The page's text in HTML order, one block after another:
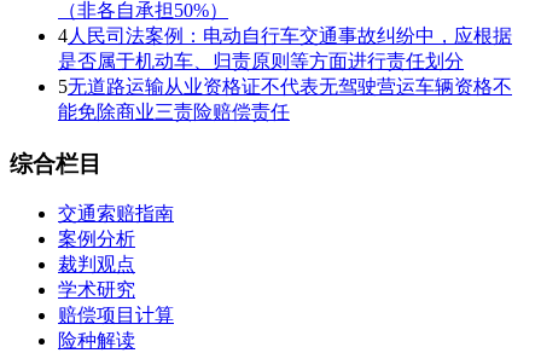
（非各自承担50%）
4人民司法案例：电动自行车交通事故纠纷中，应根据
是否属于机动车、归责原则等方面进行责任划分
5无道路运输从业资格证不代表无驾驶营运车辆资格不
能免除商业三责险赔偿责任
综合栏目
交通索赔指南
案例分析
裁判观点
学术研究
赔偿项目计算
险种解读